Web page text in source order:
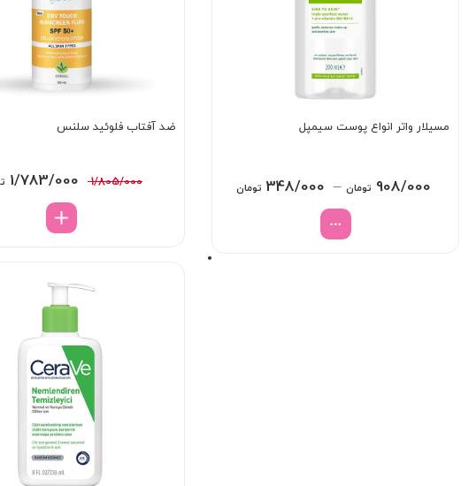
مسیلار واتر انواع پوست سیمپل
908/000 تومان –
348/000 تومانPrice
through
ضد آفتاب فلوئید سلنس
1/805/000
قیمت
اصلی:
1/783/000